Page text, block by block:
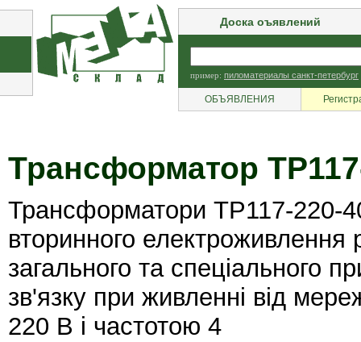
Доска оъявлений
пример: пиломатериалы санкт-петербург
ОБЪЯВЛЕНИЯ
Трансформатор
Трансформатори ТР117-220-
вторинного електроживлення
загального та спеціального
зв'язку при живленні від
220 В і частотою 4